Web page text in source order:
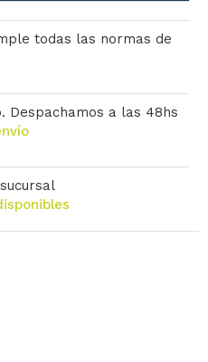
todas las normas de
Despachamos a las 48hs